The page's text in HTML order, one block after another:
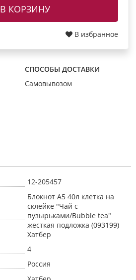
В КОРЗИНУ
В избранное
СПОСОБЫ ДОСТАВКИ
Самовывозом
12-205457
Блокнот А5 40л клетка на
склейке "Чай с
пузырьками/Bubble tea"
жесткая подложка (093199)
Хатбер
4
Россия